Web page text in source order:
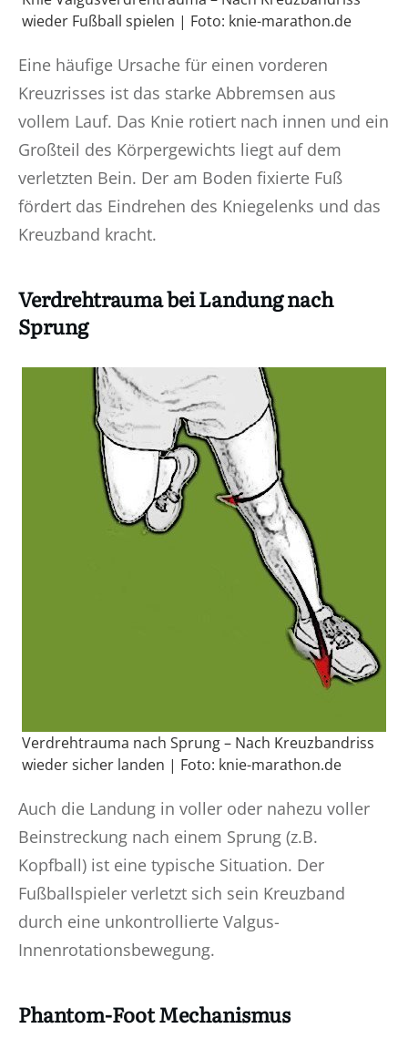
wieder Fußball spielen | Foto: knie-marathon.de
Eine häufige Ursache für einen vorderen
Kreuzrisses ist das starke Abbremsen aus
vollem Lauf. Das Knie rotiert nach innen und ein
Großteil des Körpergewichts liegt auf dem
verletzten Bein. Der am Boden fixierte Fuß
fördert das Eindrehen des Kniegelenks und das
Kreuzband kracht.
Verdrehtrauma bei Landung nach
Sprung
Verdrehtrauma nach Sprung – Nach Kreuzbandriss
wieder sicher landen | Foto: knie-marathon.de
Auch die Landung in voller oder nahezu voller
Beinstreckung nach einem Sprung (z.B.
Kopfball) ist eine typische Situation. Der
Fußballspieler verletzt sich sein Kreuzband
durch eine unkontrollierte Valgus-
Innenrotationsbewegung.
Phantom-Foot Mechanismus